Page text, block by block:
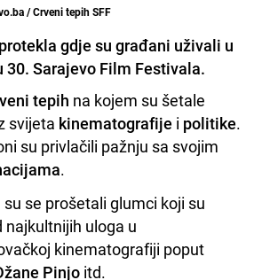
/ Crveni tepih SFF
gdje su građani uživali u
30. Sarajevo Film Festivala.
tepih na kojem su šetale
svijeta kinematografije i politike.
su privlačili pažnju sa svojim
.
se prošetali glumci koji su
najkultnijih uloga u
kinematografiji poput
Pinjo itd.